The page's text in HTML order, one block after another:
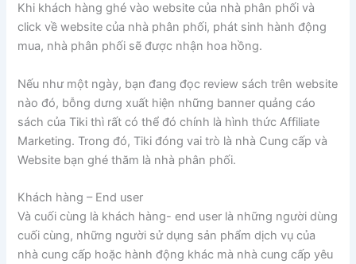
Khi khách hàng ghé vào website của nhà phân phối và
click về website của nhà phân phối, phát sinh hành động
mua, nhà phân phối sẽ được nhận hoa hồng.
Nếu như một ngày, bạn đang đọc review sách trên website
nào đó, bỗng dưng xuất hiện những banner quảng cáo
sách của Tiki thì rất có thể đó chính là hình thức Affiliate
Marketing. Trong đó, Tiki đóng vai trò là nhà Cung cấp và
Website bạn ghé thăm là nhà phân phối.
Khách hàng – End user
Và cuối cùng là khách hàng- end user là những người dùng
cuối cùng, những người sử dụng sản phẩm dịch vụ của
nhà cung cấp hoặc hành động khác mà nhà cung cấp yêu